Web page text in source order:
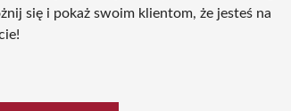
się i pokaż swoim klientom, że jesteś na